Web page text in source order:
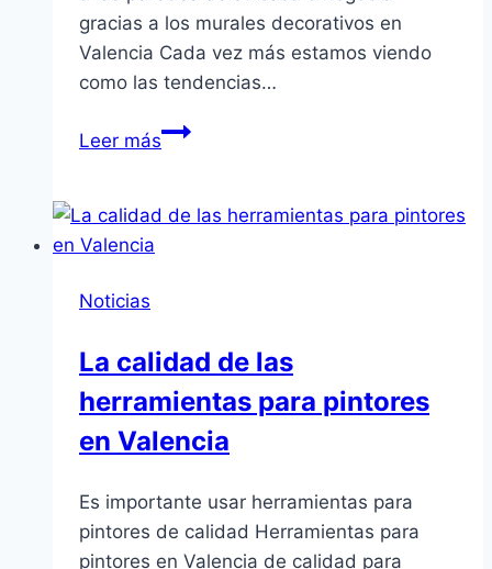
gracias a los murales decorativos en
Valencia Cada vez más estamos viendo
como las tendencias…
Leer másMurales
Valencia
Noticias
La calidad de las
herramientas para pintores
en Valencia
Es importante usar herramientas para
pintores de calidad Herramientas para
pintores en Valencia de calidad para